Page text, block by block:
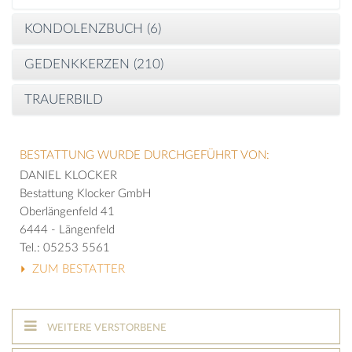
KONDOLENZBUCH (6)
GEDENKKERZEN (210)
TRAUERBILD
BESTATTUNG WURDE DURCHGEFÜHRT VON:
DANIEL KLOCKER
Bestattung Klocker GmbH
Oberlängenfeld 41
6444 - Längenfeld
Tel.: 05253 5561
ZUM BESTATTER
WEITERE VERSTORBENE